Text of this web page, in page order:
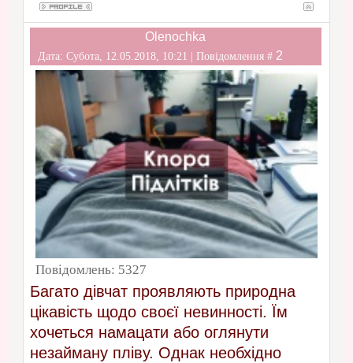
Olenochka
Дата: Субота, 12.05.2018, 10:21 | Повідомлення # 2
Повідомлень: 5327
Багато дівчат проявляють природна
цікавість щодо своєї невинності. Їм
хочеться намацати або оглянути
незайману пліву. Однак необхідно